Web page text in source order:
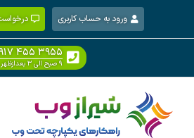
content
ورود به حساب کاربری
۰۹۱۷ ۴۵۵
۹ صبح الی ۳ بعدازظهر